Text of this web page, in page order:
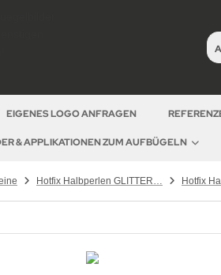
EIGENES LOGO ANFRAGEN
& APPLIKATIONEN ZUM AUFBÜGELN
Hotfix Halbperlen GLITTER zum Aufbügeln – Metallic Halbperlen Silber & Gold für Textilveredelung